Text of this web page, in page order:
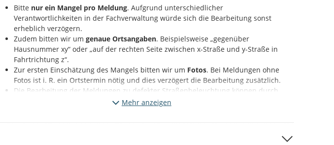
Bitte nur ein Mangel pro Meldung. Aufgrund unterschiedlicher
Verantwortlichkeiten in der Fachverwaltung würde sich die Bearbeitung sonst
erheblich verzögern.
Zudem bitten wir umgenaue Ortsangaben. Beispielsweise „gegenüber
Hausnummer xy“ oder „auf der rechten Seite zwischen x-Straße und y-Straße in
Fahrtrichtung z“.
Zur ersten Einschätzung des Mangels bitten wir um Fotos. Bei Meldungen ohne
Fotos ist i. R. ein Ortstermin nötig und dies verzögert die Bearbeitung zusätzlich.
Die Bearbeitung der Meldungen zu defekter Straßenbeleuchtung können durch
Nennung der Beleuchtungsmastnummerebenfalls beschleunigt werden.
So geht es:
Mehr anzeigen